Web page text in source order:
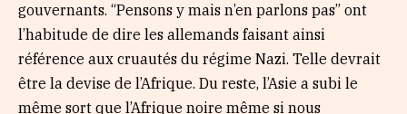
gouvernants. “Pensons y mais n’en parlons pas” ont
l’habitude de dire les allemands faisant ainsi
référence aux cruautés du régime Nazi. Telle devrait
être la devise de l’Afrique. Du reste, l’Asie a subi le
même sort que l’Afrique noire même si nous